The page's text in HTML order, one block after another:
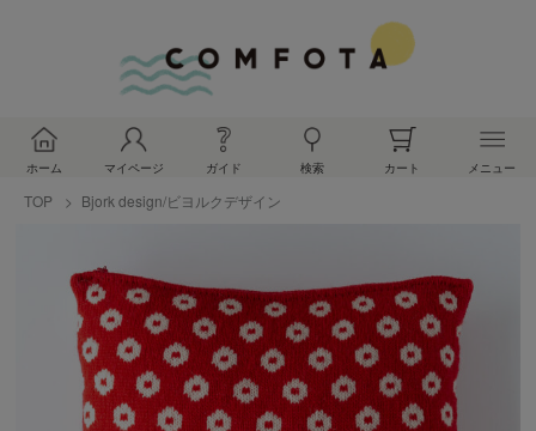
ホーム マイページ ガイド 検索 カート メニュー
TOP Bjork design/ビヨルクデザイン